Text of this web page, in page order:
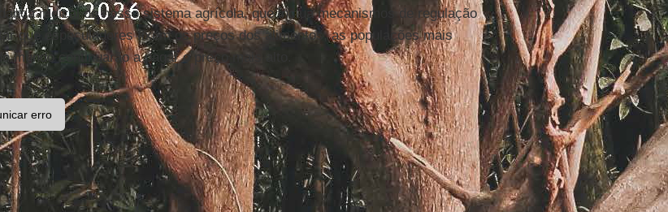
radical de nosso sistema agrícola, que inclua mecanismos de regulação
que especuladores fixem os preços dos alimentos, as populações mais
mundo continuarão a pagar o preço mais alto.
erro